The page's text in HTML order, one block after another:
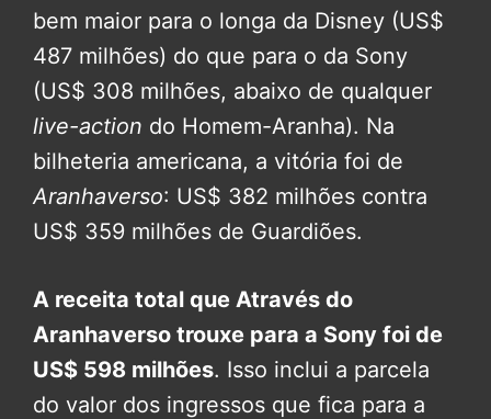
bem maior para o longa da Disney (US$
487 milhões) do que para o da Sony
(US$ 308 milhões, abaixo de qualquer
live-action do Homem-Aranha). Na
bilheteria americana, a vitória foi de
Aranhaverso: US$ 382 milhões contra
US$ 359 milhões de Guardiões.
A receita total que Através do
Aranhaverso trouxe para a Sony foi de
US$ 598 milhões. Isso inclui a parcela
do valor dos ingressos que fica para a